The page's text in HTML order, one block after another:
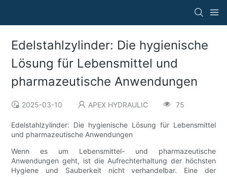
Edelstahlzylinder: Die hygienische
Lösung für Lebensmittel und
pharmazeutische Anwendungen
2025-03-10 APEX HYDRAULIC 75
Edelstahlzylinder: Die hygienische Lösung für Lebensmittel
und pharmazeutische Anwendungen
Wenn es um Lebensmittel- und pharmazeutische
Anwendungen geht, ist die Aufrechterhaltung der höchsten
Hygiene und Sauberkeit nicht verhandelbar. Eine der